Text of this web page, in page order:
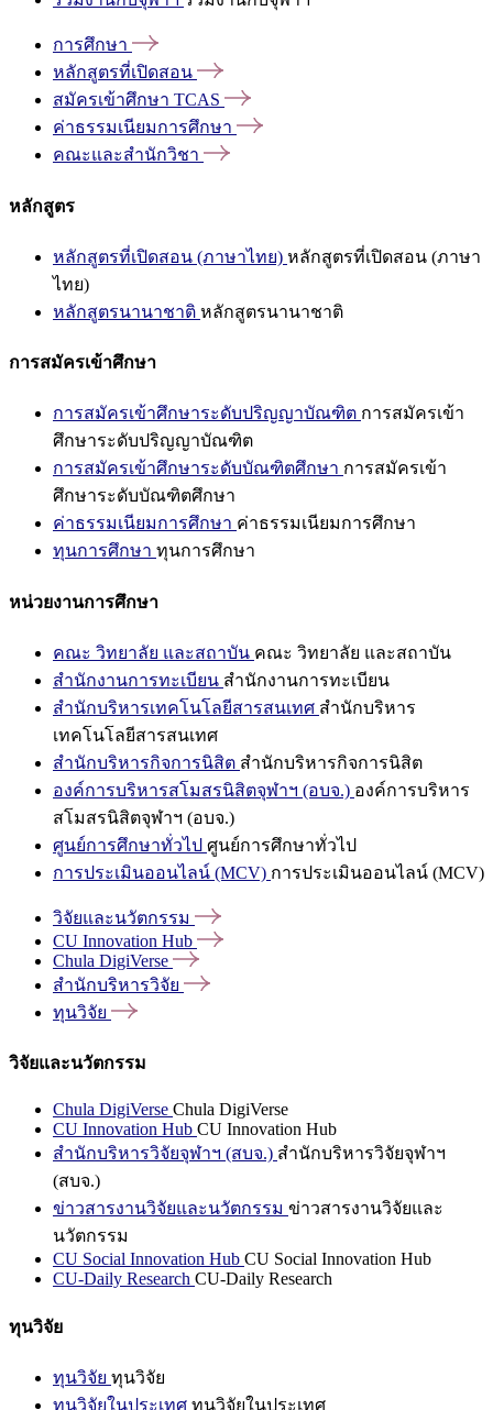
การศึกษา
หลักสูตรที่เปิดสอน
สมัครเข้าศึกษา TCAS
ค่าธรรมเนียมการศึกษา
คณะและสำนักวิชา
หลักสูตร
หลักสูตรที่เปิดสอน (ภาษาไทย) หลักสูตรที่เปิดสอน (ภาษา
ไทย)
หลักสูตรนานาชาติ หลักสูตรนานาชาติ
การสมัครเข้าศึกษา
การสมัครเข้าศึกษาระดับปริญญาบัณฑิต การสมัครเข้า
ศึกษาระดับปริญญาบัณฑิต
การสมัครเข้าศึกษาระดับบัณฑิตศึกษา การสมัครเข้า
ศึกษาระดับบัณฑิตศึกษา
ค่าธรรมเนียมการศึกษา ค่าธรรมเนียมการศึกษา
ทุนการศึกษา ทุนการศึกษา
หน่วยงานการศึกษา
คณะ วิทยาลัย และสถาบัน คณะ วิทยาลัย และสถาบัน
สำนักงานการทะเบียน สำนักงานการทะเบียน
สำนักบริหารเทคโนโลยีสารสนเทศ สำนักบริหาร
เทคโนโลยีสารสนเทศ
สำนักบริหารกิจการนิสิต สำนักบริหารกิจการนิสิต
องค์การบริหารสโมสรนิสิตจุฬาฯ (อบจ.) องค์การบริหาร
สโมสรนิสิตจุฬาฯ (อบจ.)
ศูนย์การศึกษาทั่วไป ศูนย์การศึกษาทั่วไป
การประเมินออนไลน์ (MCV) การประเมินออนไลน์ (MCV)
วิจัยและนวัตกรรม
CU Innovation Hub
Chula DigiVerse
สำนักบริหารวิจัย
ทุนวิจัย
วิจัยและนวัตกรรม
Chula DigiVerse Chula DigiVerse
CU Innovation Hub CU Innovation Hub
สำนักบริหารวิจัยจุฬาฯ (สบจ.) สำนักบริหารวิจัยจุฬาฯ
(สบจ.)
ข่าวสารงานวิจัยและนวัตกรรม ข่าวสารงานวิจัยและ
นวัตกรรม
CU Social Innovation Hub CU Social Innovation Hub
CU-Daily Research CU-Daily Research
ทุนวิจัย
ทุนวิจัย ทุนวิจัย
ทุนวิจัยในประเทศ ทุนวิจัยในประเทศ